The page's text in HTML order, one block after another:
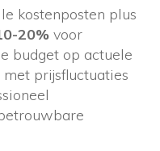
kostenposten plus
20% voor
budget op actuele
prijsfluctuaties